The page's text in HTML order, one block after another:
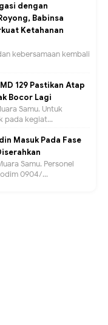
dengan
Babinsa
Ketahanan
kebersamaan kembali
129 Pastikan Atap
Bocor Lagi
Samu. Untuk
pada kegiat...
Masuk Pada Fase
Samu. Personel
0904/...